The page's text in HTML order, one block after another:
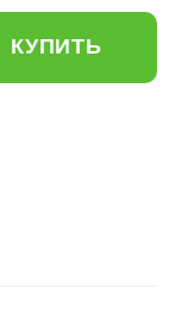
КУПИТЬ
25